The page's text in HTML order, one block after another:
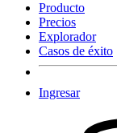
Producto
Precios
Explorador
Casos de éxito
Ingresar